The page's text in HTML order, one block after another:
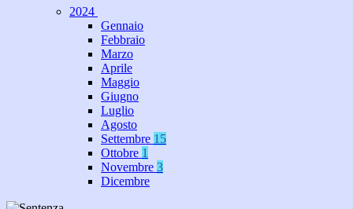
2024
Gennaio
Febbraio
Marzo
Aprile
Maggio
Giugno
Luglio
Agosto
Settembre 15
Ottobre 1
Novembre 3
Dicembre